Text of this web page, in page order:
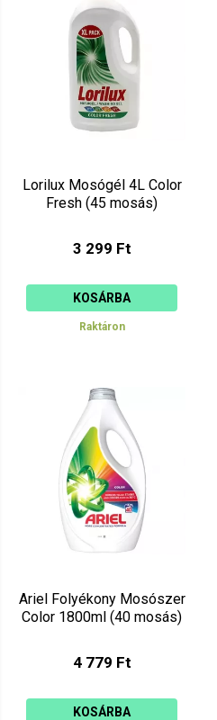
Ár szerint növekvő
Lorilux Mosógél 4L Color
Fresh (45 mosás)
3 299 Ft
KOSÁRBA
Raktáron
Ariel Folyékony Mosószer
Color 1800ml (40 mosás)
4 779 Ft
KOSÁRBA